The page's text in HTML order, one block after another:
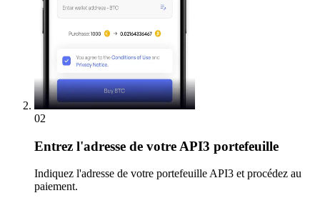
02
Entrez l'adresse de votre API3 portefeuille
Indiquez l'adresse de votre portefeuille API3 et procédez au
paiement.